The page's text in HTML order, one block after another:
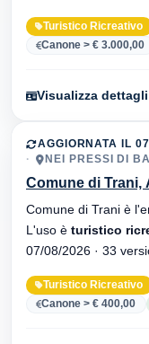
Turistico Ricreativo
Canone > € 3.000,00
Visualizza
AGGIORNATA IL
NEI PRESSI DI
Comune di Trani,
Comune di Trani è
L'uso è turistico
07/08/2026
Turistico Ricreativo
Canone > € 400,00